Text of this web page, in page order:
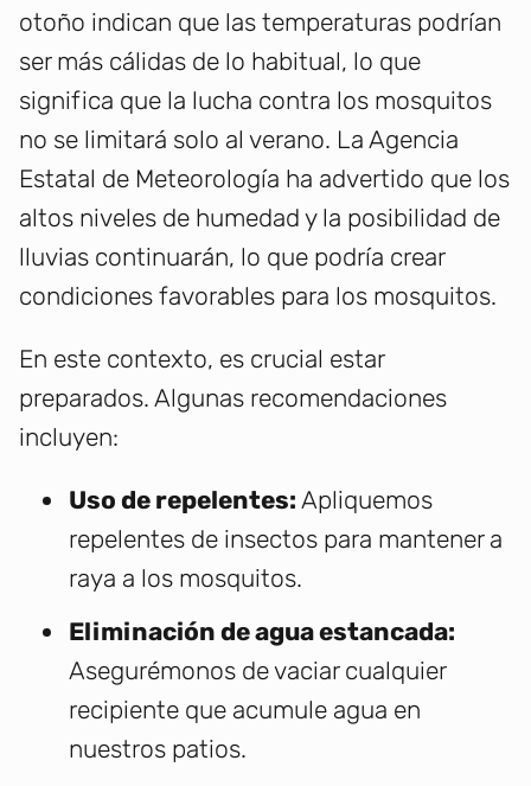
otoño indican que las temperaturas podrían
ser más cálidas de lo habitual, lo que
significa que la lucha contra los mosquitos
no se limitará solo al verano. La Agencia
Estatal de Meteorología ha advertido que los
altos niveles de humedad y la posibilidad de
lluvias continuarán, lo que podría crear
condiciones favorables para los mosquitos.
En este contexto, es crucial estar
preparados. Algunas recomendaciones
incluyen:
Uso de repelentes: Apliquemos
repelentes de insectos para mantener a
raya a los mosquitos.
Eliminación de agua estancada:
Asegurémonos de vaciar cualquier
recipiente que acumule agua en
nuestros patios.